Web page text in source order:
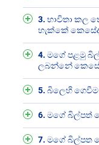
3. භාවිතා කල
හැක්කේ
4. මගේ පළමු
ලබන්නේ
5. බිලෙහි
6. මගේ බිල්පත්
7. මගේ බිල්පත